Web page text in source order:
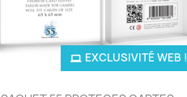
EXCLUSIVITÉ WEB !